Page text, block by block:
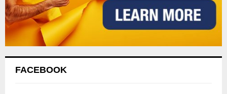
FACEBOOK